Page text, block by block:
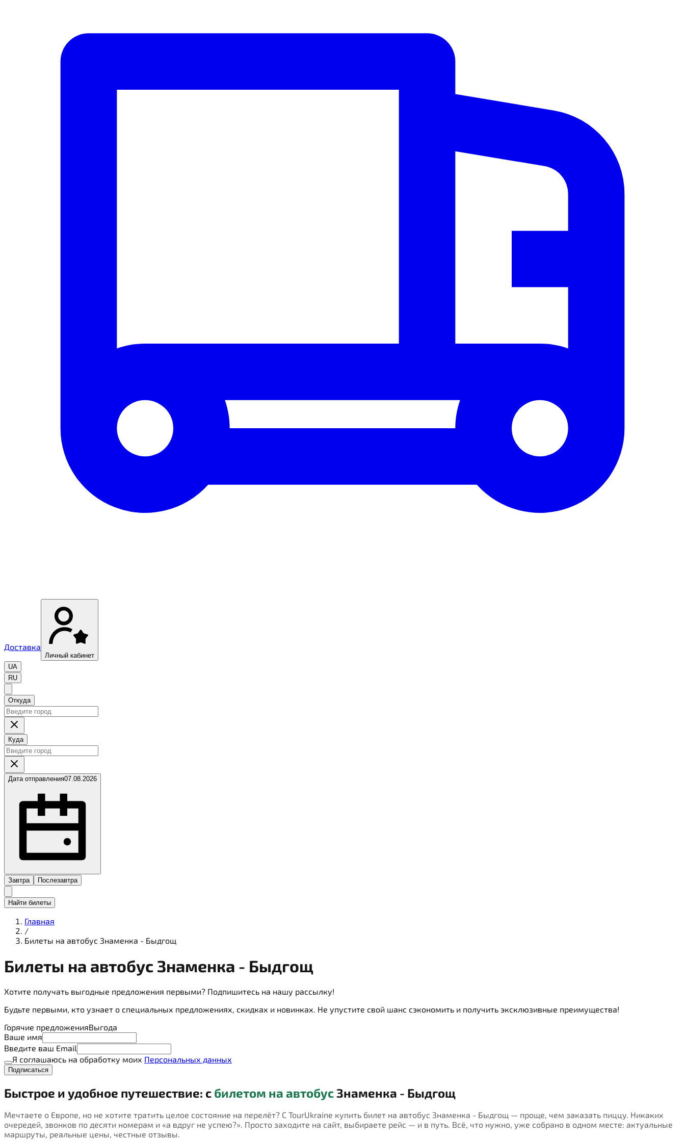
Доставка
Личный кабинет
UA
RU
Откуда
Куда
Дата отправления07.08.2026
Завтра Послезавтра
Найти билеты
Главная
/
Билеты на автобус Знаменка - Быдгощ
Билеты на автобус Знаменка - Быдгощ
Хотите получать выгодные предложения первыми? Подпишитесь на нашу рассылку!
Будьте первыми, кто узнает о специальных предложениях, скидках и новинках. Не упустите свой шанс сэкономить и получить эксклюзивные преимущества!
Горячие предложенияВыгода
Ваше имя
Введите ваш Email
Я соглашаюсь на обработку моих Персональных данных
Подписаться
Быстрое и удобное путешествие: с билетом на автобусЗнаменка - Быдгощ
Мечтаете о Европе, но не хотите тратить целое состояние на перелёт? С TourUkraine купить билет на автобус Знаменка - Быдгощ — проще, чем заказать пиццу. Никаких
очередей, звонков по десяти номерам и «а вдруг не успею?». Просто заходите на сайт, выбираете рейс — и в путь. Всё, что нужно, уже собрано в одном месте: актуальные
маршруты, реальные цены, честные отзывы.